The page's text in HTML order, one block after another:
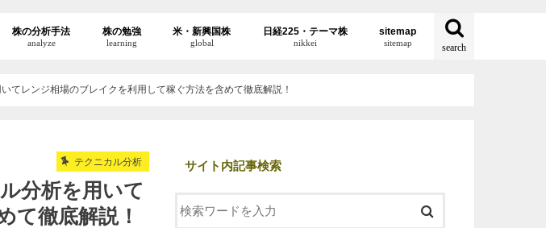
search
株の分析手法
analyze
株の勉強
learning
米・新興国株
global
日経225・テーマ株
nikkei
sitemap
sitemap
てレンジ相場のブレイクを利用して稼ぐ方法を含めて徹底解説！
テクニカル分析
分析を用いて
て徹底解説！
サイト内記事検索